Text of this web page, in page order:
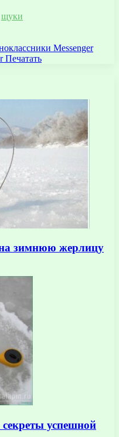
щуки
Messenger
Печатать
зимнюю жерлицу
успешной